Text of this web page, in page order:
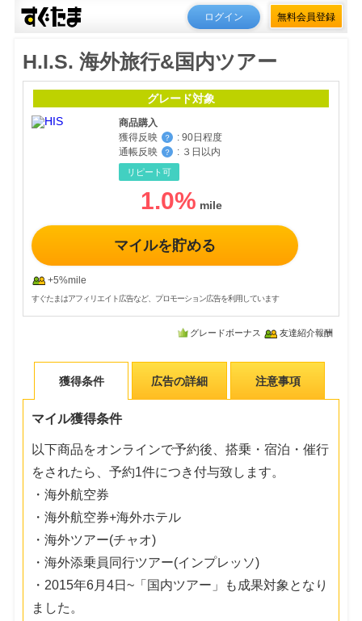
ログイン 無料会員登録
H.I.S. 海外旅行&国内ツアー
グレード対象
商品購入
獲得反映
？ : 90日程度
通帳反映
？ : ３日以内
リピート可
1.0%
マイルを貯める
+5%mile
すぐたまはアフィリエイト広告など、プロモーション広告を利用しています
グレードボーナス 友達紹介報酬
獲得条件 広告の詳細 注意事項
マイル獲得条件
以下商品をオンラインで予約後、搭乗・宿泊・催行
をされたら、予約1件につき付与致します。
・海外航空券
・海外航空券+海外ホテル
・海外ツアー(チャオ)
・海外添乗員同行ツアー(インプレッソ)
・2015年6月4日~「国内ツアー」も成果対象となり
ました。